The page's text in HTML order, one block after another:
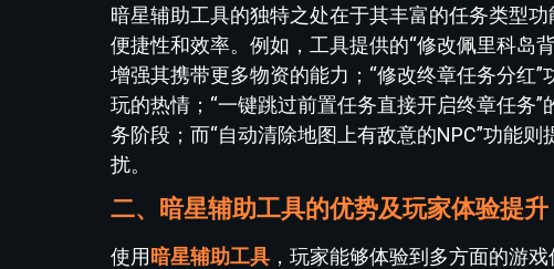
暗星辅助工具的独特之处在于其丰富的任务类型
便捷性和效率。例如，工具提供的“修改佩里科岛
增强其携带更多物资的能力；“修改终章任务分红
玩的热情；“一键跳过前置任务直接开启终章任务
务阶段；而“自动清除地图上有敌意的NPC”功能
扰。
二、暗星辅助工具的优势及玩家体验提升
使用 暗星辅助工具 ，玩家能够体验到多方面的游戏